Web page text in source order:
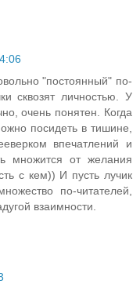
"постоянный" по-
сквозят личностью. У
очень понятен. Когда
посидеть в тишине,
впечатлений и
множится от желания
с кем)) И пусть лучик
по-читателей,
взаимности.